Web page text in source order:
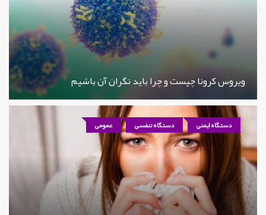
ویروس کرونا چیست و چرا باید نگران آن باشیم
دستگاه ایمنی دستگاه تنفسی عمومی